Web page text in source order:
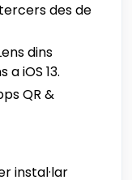
des de
dins
iOS 13.
QR &
instal·lar